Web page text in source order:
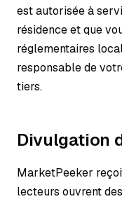
est autorisée à
résidence et que
réglementaires
responsable de
tiers.
Divulgation
MarketPeeker
lecteurs ouvrent